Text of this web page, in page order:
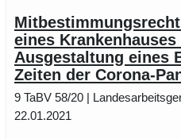
eines
Ausgestaltung eines
Zeiten der Corona-
9 TaBV 58/20 |
22.01.2021